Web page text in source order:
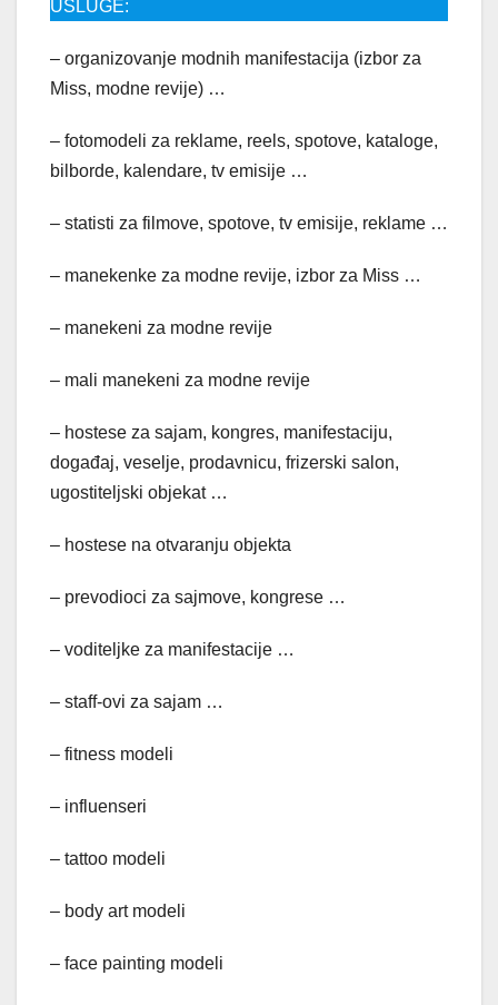
USLUGE:
– organizovanje modnih manifestacija (izbor za
Miss, modne revije) …
– fotomodeli za reklame, reels, spotove, kataloge,
bilborde, kalendare, tv emisije …
– statisti za filmove, spotove, tv emisije, reklame …
– manekenke za modne revije, izbor za Miss …
– manekeni za modne revije
– mali manekeni za modne revije
– hostese za sajam, kongres, manifestaciju,
događaj, veselje, prodavnicu, frizerski salon,
ugostiteljski objekat …
– hostese na otvaranju objekta
– prevodioci za sajmove, kongrese …
– voditeljke za manifestacije …
– staff-ovi za sajam …
– fitness modeli
– influenseri
– tattoo modeli
– body art modeli
– face painting modeli